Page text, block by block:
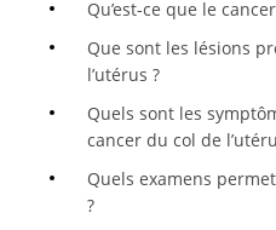
Qu’est-ce que le
Que sont les lésions
l’utérus ?
Quels sont les
cancer du col de
Quels examens
?